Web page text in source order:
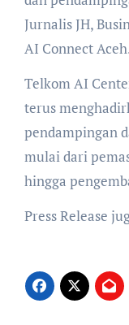
Jurnalis JH,
AI Connect
Telkom AI
terus
pendampingan
mulai dari
hingga
Press Release